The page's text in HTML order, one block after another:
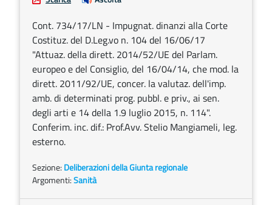
Cont. 734/17/LN - Impugnat. dinanzi alla Corte
Costituz. del D.Leg.vo n. 104 del 16/06/17
"Attuaz. della dirett. 2014/52/UE del Parlam.
europeo e del Consiglio, del 16/04/14, che mod. la
dirett. 2011/92/UE, concer. la valutaz. dell'imp.
amb. di determinati prog. pubbl. e priv., ai sen.
degli arti e 14 della 1.9 luglio 2015, n. 114".
Conferim. inc. dif.: Prof.Avv. Stelio Mangiameli, leg.
esterno.
Sezione: Deliberazioni della Giunta regionale
Argomenti:Sanità